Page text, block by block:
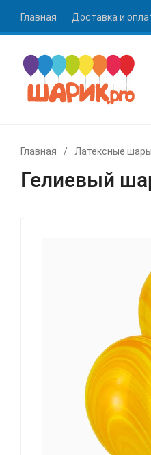
Главная Доставка и
Главная / Латексные шары
Гелиевый